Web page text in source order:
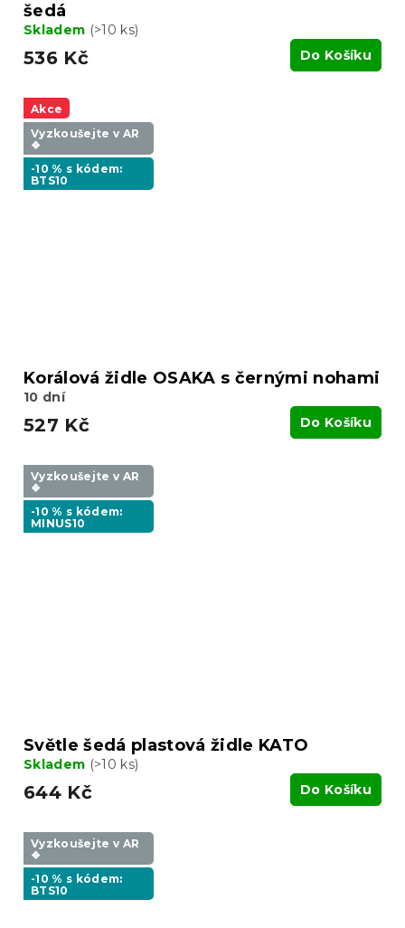
šedá
Skladem (>10 ks)
536 Kč Do Košíku
Akce
Vyzkoušejte v AR
❖
-10 % s kódem:
BTS10
Korálová židle OSAKA s černými nohami
10 dní
527 Kč Do Košíku
Vyzkoušejte v AR
❖
-10 % s kódem:
MINUS10
Světle šedá plastová židle KATO
Skladem (>10 ks)
644 Kč Do Košíku
Vyzkoušejte v AR
❖
-10 % s kódem:
BTS10